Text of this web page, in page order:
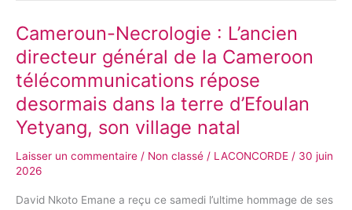
Cameroun-Necrologie : L’ancien
directeur général de la Cameroon
télécommunications répose
desormais dans la terre d’Efoulan
Yetyang, son village natal
Laisser un commentaire / Non classé / LACONCORDE / 30 juin
2026
David Nkoto Emane a reçu ce samedi l’ultime hommage de ses
Cameroun-
Necrologie
:
L’ancien
directeur
de
la
Cameroon
répose